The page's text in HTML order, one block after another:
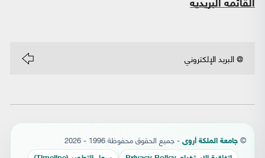
القائمة البريدية
© جامعة الملكة أروى - جميع الحقوق محفوظة 1996 - 2026